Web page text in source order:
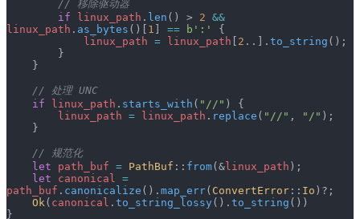
        // 移除驱动器
        if
linux_path . len () > 2 &&
linux_path . as_bytes ()[ 1 == b':'
{
            linux_path
= linux_path 2 ..]. to_string ();
        }
    }
    // 处理 UNC
    if
linux_path . starts_with ( "//" ) {
        linux_path
= linux_path . replace ( "//" , "/" );
    }
    // 规范化
    let
path_buf = PathBuf :: from(& linux_path );
    let
canonical =
path_buf . canonicalize (). map_err( ConvertError :: Io )?;
    Ok
( canonical . to_string_lossy (). to_string ())
}